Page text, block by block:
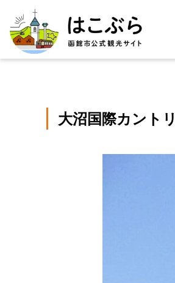
大沼国際カント